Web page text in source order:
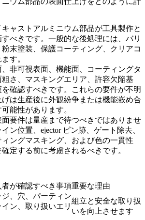
ャストアルミニウム部品が工具製作と
べきです。一般的な後処理には、バリ
末塗装、保護コーティング、クリアコ
す。
非可視表面、機能面、コーティングタ
さ、マスキングエリア、許容欠陥基
確認すべきです。これらの要件が不明
は生産後に外観紛争または機能嵌め合
能性があります。
要件は量産まで待つべきではありませ
ン位置、ejector ピン跡、ゲート除去、
ングマスキング、および色の一貫性
定する前に考慮されるべきです。
者が確認すべき事項重要な理由
ジ、穴、パーティン
イン、取り扱いエリ
組立と安全な取り扱
いを向上させます